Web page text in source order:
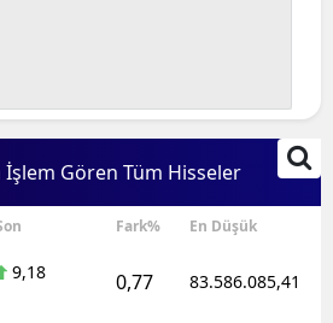
Gören Tüm Hisseler
Fark% En Düşük
9,18 0,77 83.586.085,41